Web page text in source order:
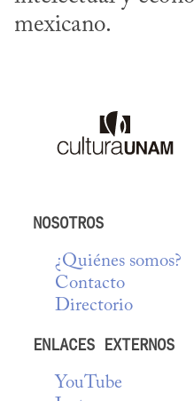
mexicano.
NOSOTROS
¿Quiénes somos?
Contacto
Directorio
ENLACES EXTERNOS
YouTube